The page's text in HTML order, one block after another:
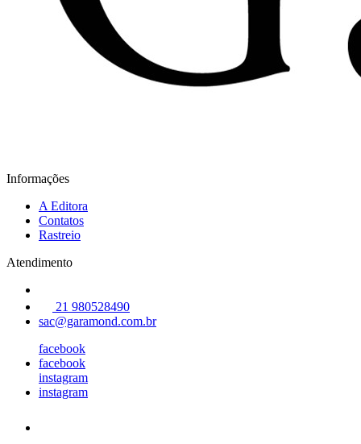
Informações
A Editora
Contatos
Rastreio
Atendimento
21 980528490
sac@garamond.com.br
facebook
facebook
instagram
instagram